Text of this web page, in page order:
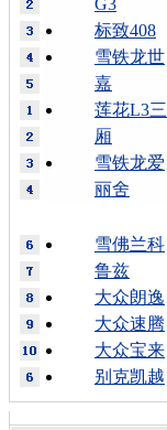
G3
标致408
雪铁龙世
嘉
莲花L3三
厢
雪铁龙爱
丽舍
雪佛兰科
鲁兹
大众朗逸
大众速腾
大众宝来
别克凯越